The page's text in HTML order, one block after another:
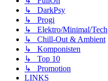
↳ DarkPsy
↳ Progi
↳ Elektro/Minimal/Tech
↳ Chill-Out & Ambient
↳ Komponisten
↳ Top 10
↳ Promotion
LINKS